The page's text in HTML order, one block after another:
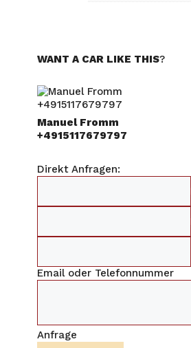
WANT A CAR LIKE THIS?
Manuel Fromm
+4915117679797
Direkt Anfragen:
Email oder Telefonnummer
Anfrage